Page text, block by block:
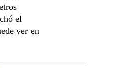
el
ver en